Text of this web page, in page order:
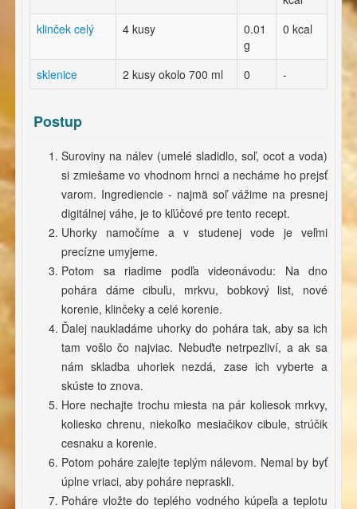
klinček celý
4 kusy
0.01
g
0 kcal
sklenice 2 kusy okolo 700 ml 0 -
Postup
Suroviny na nálev (umelé sladidlo, soľ, ocot a voda)
si zmiešame vo vhodnom hrnci a necháme ho prejsť
varom. Ingrediencie - najmä soľ vážime na presnej
digitálnej váhe, je to kľúčové pre tento recept.
Uhorky namočíme a v studenej vode je veľmi
precízne umyjeme.
Potom sa riadime podľa videonávodu: Na dno
pohára dáme cibuľu, mrkvu, bobkový list, nové
korenie, klinčeky a celé korenie.
Ďalej naukladáme uhorky do pohára tak, aby sa ich
tam vošlo čo najviac. Nebuďte netrpezliví, a ak sa
nám skladba uhoriek nezdá, zase ich vyberte a
skúste to znova.
Hore nechajte trochu miesta na pár koliesok mrkvy,
koliesko chrenu, niekoľko mesiačikov cibule, strúčik
cesnaku a korenie.
Potom poháre zalejte teplým nálevom. Nemal by byť
úplne vriaci, aby poháre nepraskli.
Poháre vložte do teplého vodného kúpeľa a teplotu